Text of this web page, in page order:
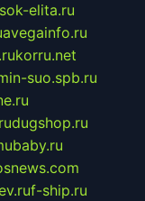
elita.ru
avegainfo.ru
korru.net
suo.spb.ru
dugshop.ru
f-ship.ru